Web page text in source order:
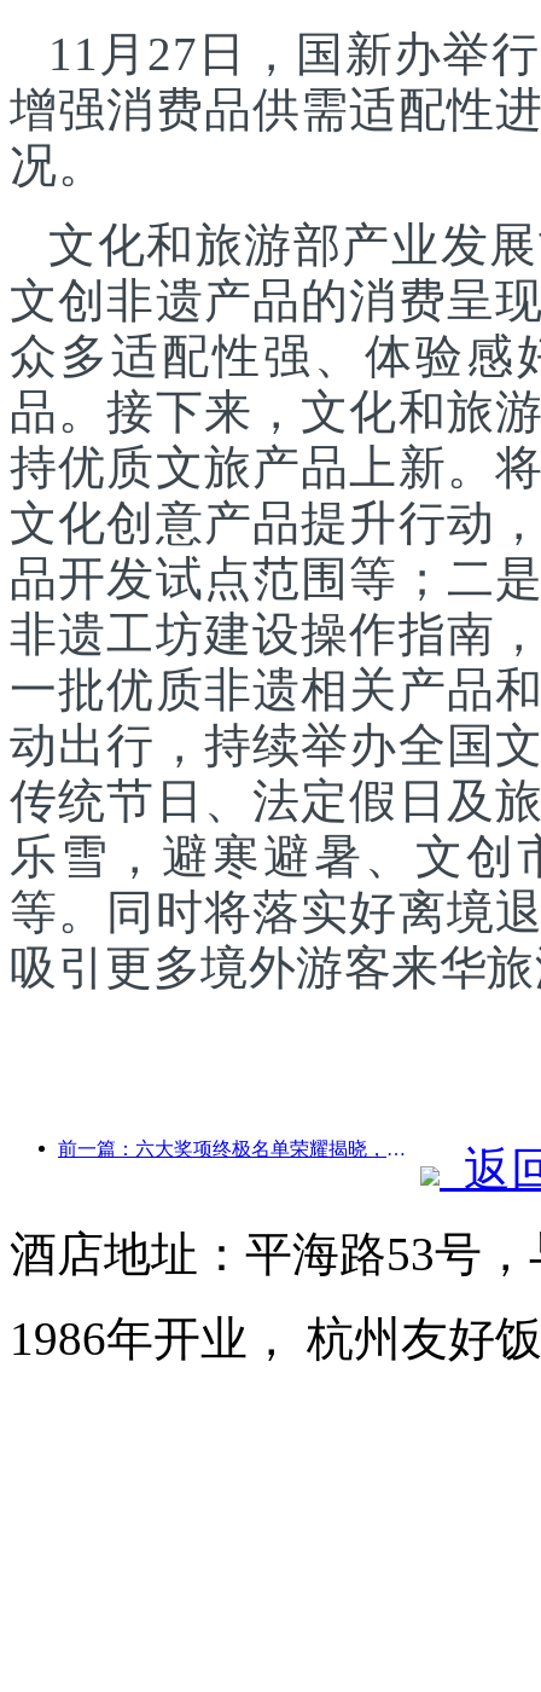
11月27日，国新办举
增强消费品供需适配性
况。
文化和旅游部产业发
文创非遗产品的消费呈
众多适配性强、体验感
品。接下来，文化和旅
持优质文旅产品上新。
文化创意产品提升行动
品开发试点范围等；二
非遗工坊建设操作指南
一批优质非遗相关产品
动出行，持续举办全国
传统节日、法定假日及
乐雪，避寒避暑、文创
等。同时将落实好离境
吸引更多境外游客来华
前一篇：六大奖项终极名单荣耀揭晓，百余酒店及企业斩获年度奖项！
返
酒店地址：平海路53号
1986年开业， 杭州友